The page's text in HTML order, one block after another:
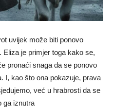
uvijek može biti ponovo
Eliza je primjer toga kako se,
pronaći snaga da se ponovo
I, kao što ona pokazuje, prava
već u hrabrosti da se
ga iznutra